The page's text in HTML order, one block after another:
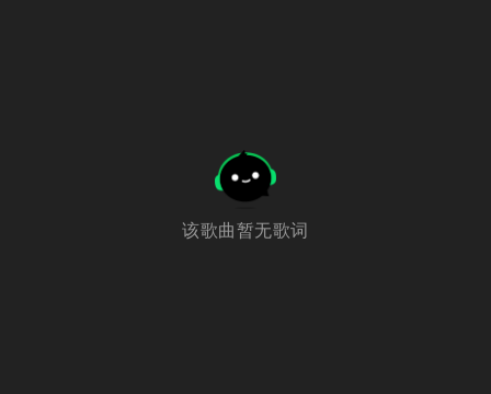
该歌曲暂无歌词